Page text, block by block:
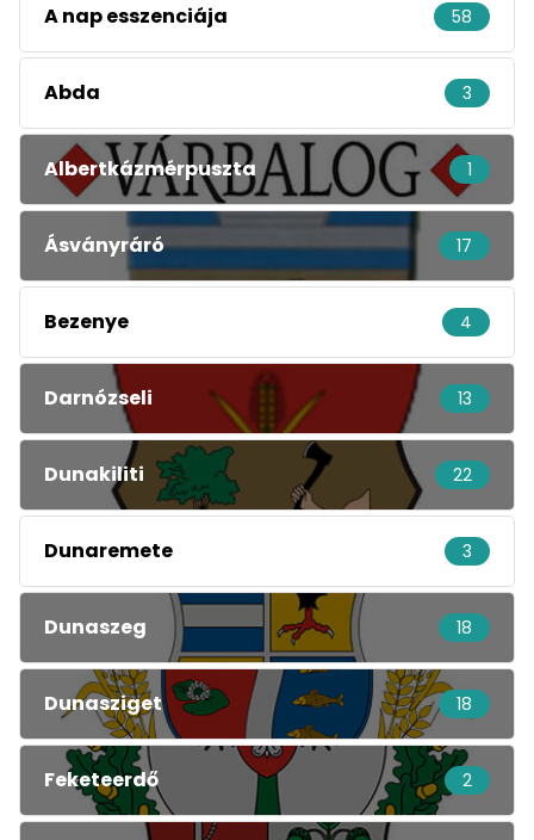
A nap esszenciája 58
Abda 3
Albertkázmérpuszta 1
Ásványráró 17
Bezenye 4
Darnózseli 13
Dunakiliti 22
Dunaremete 3
Dunaszeg 18
Dunasziget 18
Feketeerdő 2